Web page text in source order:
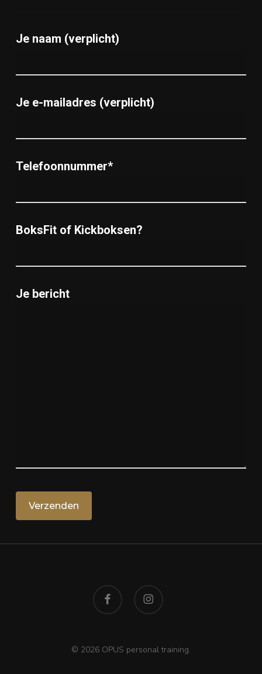
Je naam (verplicht)
Je e-mailadres (verplicht)
Telefoonnummer*
BoksFit of Kickboksen?
Je bericht
© 2026 OPUS personal training.